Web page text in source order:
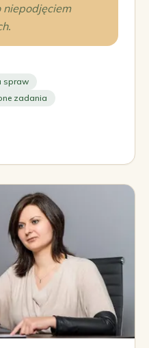
niepodjęciem
spraw
zadania